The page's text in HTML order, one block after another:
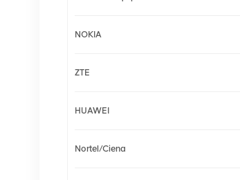
NOKIA
ZTE
HUAWEI
Nortel/Ciena